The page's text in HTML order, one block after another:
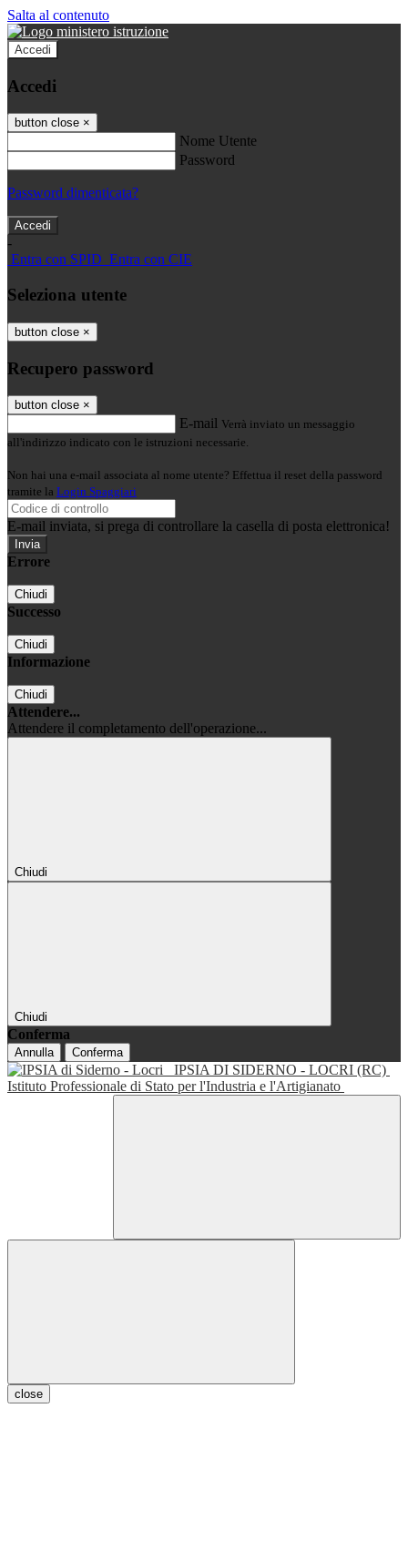
Salta al contenuto
Accedi
Accedi
button close ×
Nome Utente
Password
Password dimenticata?
-
Entra con SPID Entra con CIE
Seleziona utente
button close ×
Recupero password
button close ×
E-mail Verrà inviato un messaggio
all'indirizzo indicato con le istruzioni necessarie.
Non hai una e-mail associata al nome utente? Effettua il reset della password
tramite la Login Spaggiari
E-mail inviata, si prega di controllare la casella di posta elettronica!
Errore
Chiudi
Successo
Chiudi
Informazione
Chiudi
Attendere...
Attendere il completamento dell'operazione...
Chiudi
Chiudi
Conferma
Annulla Conferma
IPSIA DI SIDERNO - LOCRI (RC)
Istituto Professionale di Stato per l'Industria e l'Artigianato
close